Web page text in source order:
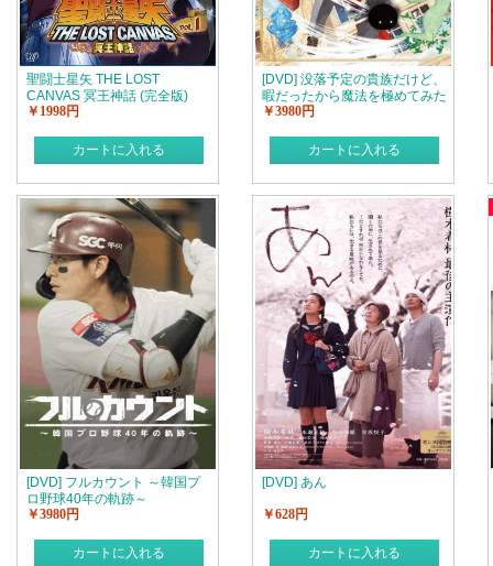
聖闘士星矢 THE LOST
CANVAS 冥王神話 (完全版)
￥1998円
カートに入れる
[DVD] 没落予定の貴族だけど、
暇だったから魔法を極めてみた
￥3980円
カートに入れる
[DVD] フルカウント ～韓国プ
ロ野球40年の軌跡～
￥3980円
カートに入れる
[DVD] あん
￥628円
カートに入れる